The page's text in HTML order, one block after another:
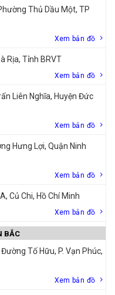
Thủ Dầu Một, TP
Xem bản đồ
Rịa, Tỉnh BRVT
Xem bản đồ
Liên Nghĩa, Huyện Đức
Xem bản đồ
Hưng Lợi, Quận Ninh
Xem bản đồ
Củ Chi, Hồ Chí Minh
Xem bản đồ
BẮC
Tố Hữu, P. Vạn Phúc,
Xem bản đồ